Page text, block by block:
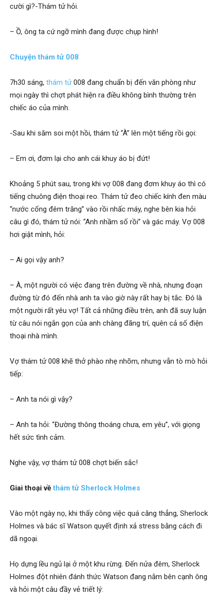
tham
phong,
van
phong
tham
phòng
cười gì?-Thám tử hỏi.
– Ồ, ông ta cứ ngỡ mình đang được chụp hình!
Chuyện thám tử 008
7h30 sáng, thám tử008 đang chuẩn bị đến văn phòng như
mọi ngày thì chợt phát hiện ra điều không bình thường trên
chiếc áo của mình.
-Sau khi săm soi một hồi, thám tử “À” lên một tiếng rồi gọi:
– Em ơi, đơm lại cho anh cái khuy áo bị đứt!
Khoảng 5 phút sau, trong khi vợ 008 đang đơm khuy áo thì có
tiếng chuông điện thoại reo. Thám tử đeo chiếc kính đen màu
“nước cống đêm trăng” vào rồi nhấc máy, nghe bên kia hỏi
câu gì đó, thám tử nói: “Anh nhầm số rồi” và gác máy. Vợ 008
hơi giật mình, hỏi:
– Ai gọi vậy anh?
– À, một người có việc đang trên đường về nhà, nhưng đoạn
đường từ đó đến nhà anh ta vào giờ này rất hay bị tắc. Đó là
một người rất yêu vợ! Tất cả những điều trên, anh đã suy luận
từ câu nói ngắn gọn của anh chàng đãng trí, quên cả số điện
thoại nhà mình.
Vợ thám tử 008 khẽ thở phào nhẹ nhõm, nhưng vẫn tò mò hỏi
tiếp:
– Anh ta nói gì vậy?
– Anh ta hỏi: “Đường thông thoáng chưa, em yêu”, với giọng
hết sức tình cảm.
Nghe vậy, vợ thám tử 008 chợt biến sắc!
Giai thoại vềthám tử Sherlock Holmes
Vào một ngày nọ, khi thấy công việc quá căng thẳng, Sherlock
Holmes và bác sĩ Watson quyết định xả stress bằng cách đi
dã ngoại.
Họ dựng lều ngủ lại ở một khu rừng. Đến nửa đêm, Sherlock
Holmes đột nhiên đánh thức Watson đang nằm bên cạnh ông
và hỏi một câu đầy vẻ triết lý: